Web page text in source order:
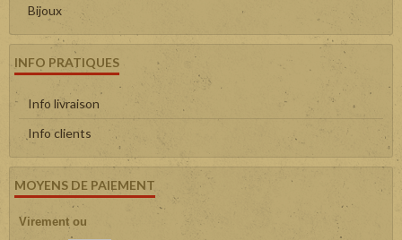
Bijoux
INFO PRATIQUES
Info livraison
Info clients
MOYENS DE PAIEMENT
Virement ou